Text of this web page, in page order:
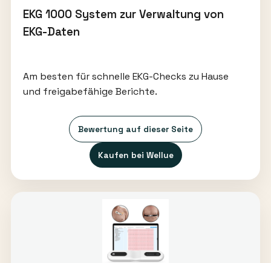
EKG 1000 System zur Verwaltung von
EKG-Daten
Am besten für schnelle EKG-Checks zu Hause
und freigabefähige Berichte.
Bewertung auf dieser Seite
Kaufen bei Wellue